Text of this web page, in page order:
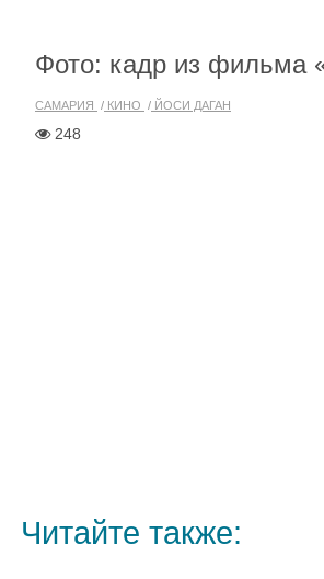
Фото: кадр из фильма
САМАРИЯ КИНО ЙОСИ ДАГАН
248
Читайте также: